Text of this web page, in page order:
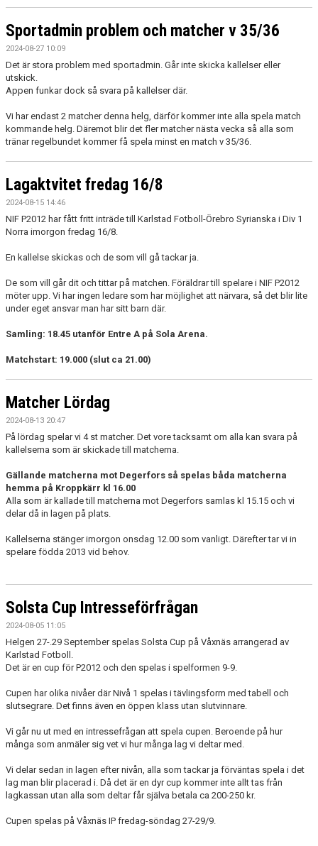
Sportadmin problem och matcher v 35/36
2024-08-27 10:09
Det är stora problem med sportadmin. Går inte skicka kallelser eller
utskick.
Appen funkar dock så svara på kallelser där.
Vi har endast 2 matcher denna helg, därför kommer inte alla spela match
kommande helg. Däremot blir det fler matcher nästa vecka så alla som
tränar regelbundet kommer få spela minst en match v 35/36.
Lagaktvitet fredag 16/8
2024-08-15 14:46
NIF P2012 har fått fritt inträde till Karlstad Fotboll-Örebro Syrianska i Div 1
Norra imorgon fredag 16/8.
En kallelse skickas och de som vill gå tackar ja.
De som vill går dit och tittar på matchen. Föräldrar till spelare i NIF P2012
möter upp. Vi har ingen ledare som har möjlighet att närvara, så det blir lite
under eget ansvar man har sitt barn där.
Samling: 18.45 utanför Entre A på Sola Arena.
Matchstart: 19.000 (slut ca 21.00)
Matcher Lördag
2024-08-13 20:47
På lördag spelar vi 4 st matcher. Det vore tacksamt om alla kan svara på
kallelserna som är skickade till matcherna.
Gällande matcherna mot Degerfors så spelas båda matcherna
hemma på Kroppkärr kl 16.00
Alla som är kallade till matcherna mot Degerfors samlas kl 15.15 och vi
delar då in lagen på plats.
Kallelserna stänger imorgon onsdag 12.00 som vanligt. Därefter tar vi in
spelare födda 2013 vid behov.
Solsta Cup Intresseförfrågan
2024-08-05 11:05
Helgen 27-.29 September spelas Solsta Cup på Våxnäs arrangerad av
Karlstad Fotboll.
Det är en cup för P2012 och den spelas i spelformen 9-9.
Cupen har olika nivåer där Nivå 1 spelas i tävlingsform med tabell och
slutsegrare. Det finns även en öppen klass utan slutvinnare.
Vi går nu ut med en intressefrågan att spela cupen. Beroende på hur
många som anmäler sig vet vi hur många lag vi deltar med.
Vi delar sedan in lagen efter nivån, alla som tackar ja förväntas spela i det
lag man blir placerad i. Då det är en dyr cup kommer inte allt tas från
lagkassan utan alla som deltar får själva betala ca 200-250 kr.
Cupen spelas på Våxnäs IP fredag-söndag 27-29/9.